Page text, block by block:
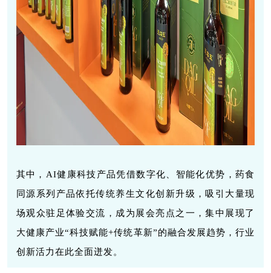
其中，AI健康科技产品凭借数字化、智能化优势，药食
同源系列产品依托传统养生文化创新升级，吸引大量现
场观众驻足体验交流，成为展会亮点之一，集中展现了
大健康产业“科技赋能+传统革新”的融合发展趋势，行业
创新活力在此全面迸发。